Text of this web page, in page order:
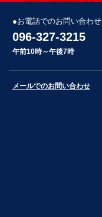
お電話でのお問い合わせ
096-327-3215
午前10時～午後7時
メールでのお問い合わせ